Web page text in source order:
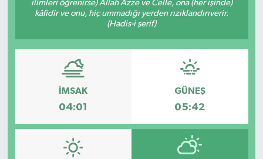
ilimleri öğrenirse) Allah Azze ve Celle, ona (her işinde)
kâfidir ve onu, hiç ummadığı yerden rızıklandırıverir.
(Hadis-i şerif)
İMSAK
04:01
GÜNEŞ
05:42